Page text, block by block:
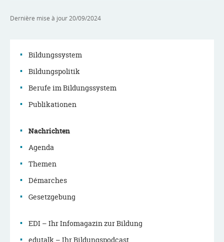
Dernière mise à jour 20/09/2024
Navigationsmenü
Bildungssystem
Bildungspolitik
Berufe im Bildungssystem
Publikationen
Nachrichten
Agenda
Themen
Démarches
Gesetzgebung
EDI – Ihr Infomagazin zur Bildung
edutalk – Ihr Bildungspodcast